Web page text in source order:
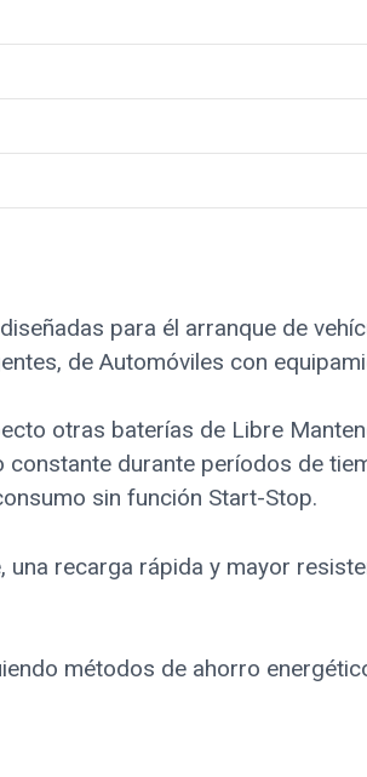
para él arranque de
de Automóviles con
otras baterías de Libre
durante períodos de
sin función Start-Stop.
recarga rápida y mayor
métodos de ahorro